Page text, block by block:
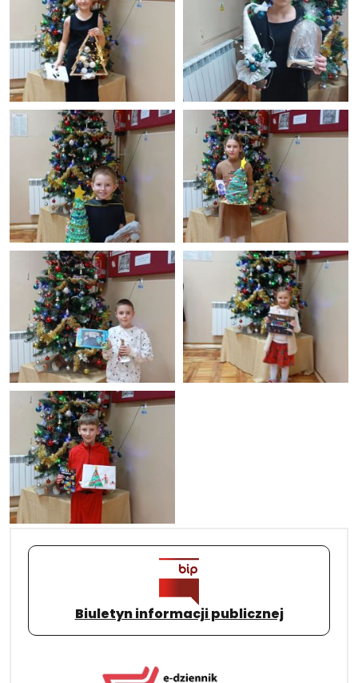
Biuletyn informacji publicznej